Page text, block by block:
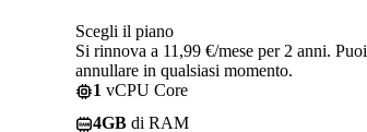
Scegli il piano
Si rinnova a 11,99 €/mese per 2 anni. Puoi
annullare in qualsiasi momento.
1 vCPU Core
4GB di RAM